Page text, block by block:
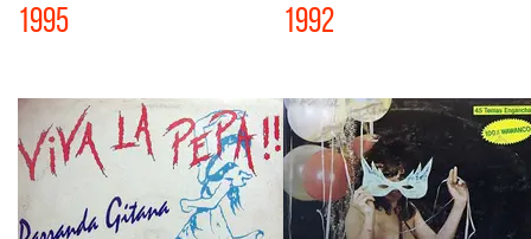
1995 1992